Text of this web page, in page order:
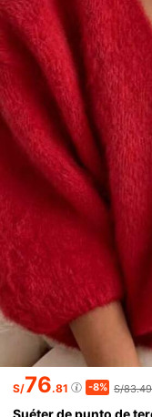
S/76.81 -8% S/83.49